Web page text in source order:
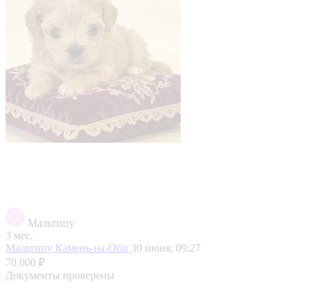
Мальтипу
3 мес.
Мальтипу Камень-на-Оби 30 июня, 09:27
70 000 ₽
Документы проверены